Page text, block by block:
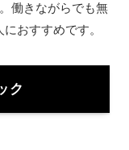
働きながらでも無
おすすめです。
ク